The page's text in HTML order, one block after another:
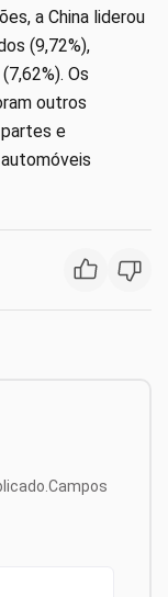
a China liderou
(9,72%),
Os
outros
e
Campos